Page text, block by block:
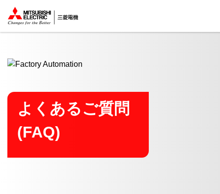
ここから本文
よくあるご質問
(FAQ)